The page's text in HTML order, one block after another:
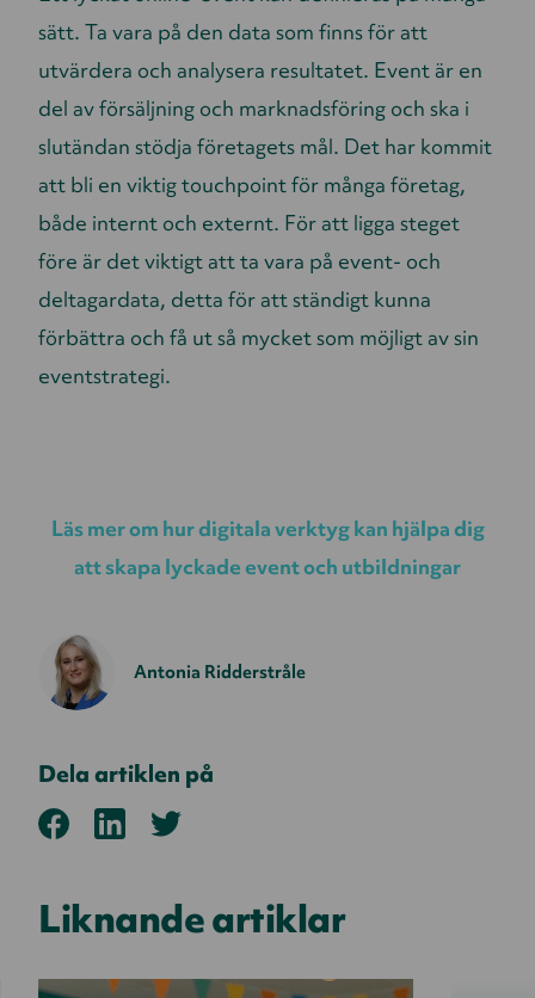
sätt. Ta vara på den data som finns för att
utvärdera och analysera resultatet. Event är en
del av försäljning och marknadsföring och ska i
slutändan stödja företagets mål. Det har kommit
att bli en viktig touchpoint för många företag,
både internt och externt. För att ligga steget
före är det viktigt att ta vara på event- och
deltagardata, detta för att ständigt kunna
förbättra och få ut så mycket som möjligt av sin
eventstrategi.
Läs mer om hur digitala verktyg kan hjälpa dig
att skapa lyckade event och utbildningar
Antonia Ridderstråle
Dela artiklen på
Liknande artiklar